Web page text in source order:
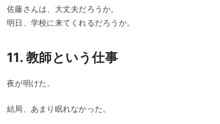
佐藤さんは、大丈夫だろうか。
明日、学校に来てくれるだろうか。
11. 教師という仕事
夜が明けた。
結局、あまり眠れなかった。